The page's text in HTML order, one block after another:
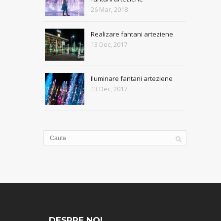
26 Mar, 2018
Realizare fantani arteziene
13 Dec, 2017
Iluminare fantani arteziene
13 Dec, 2017